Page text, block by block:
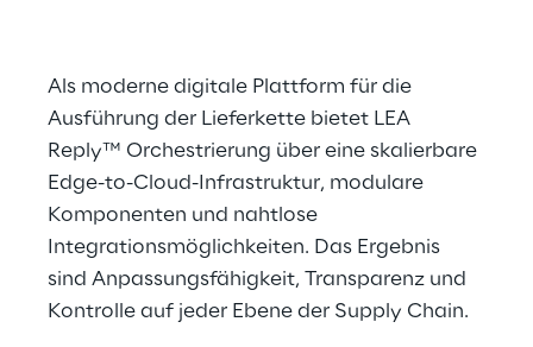
Als moderne digitale Plattform für die
Ausführung der Lieferkette bietet LEA
Reply™ Orchestrierung über eine skalierbare
Edge-to-Cloud-Infrastruktur, modulare
Komponenten und nahtlose
Integrationsmöglichkeiten. Das Ergebnis
sind Anpassungsfähigkeit, Transparenz und
Kontrolle auf jeder Ebene der Supply Chain.